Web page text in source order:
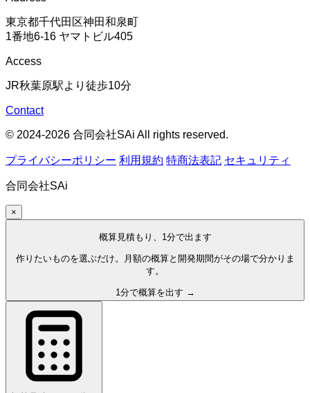
東京都千代田区神田和泉町
1番地6-16 ヤマトビル405
Access
JR秋葉原駅より徒歩10分
Contact
© 2024-2026 合同会社SAi All rights reserved.
プライバシーポリシー 利用規約 特商法表記 セキュリティ
合同会社SAi
×
概算見積もり、1分で出ます
作りたいものを選ぶだけ。月額の概算と開発期間がその場で分かりま
す。
1分で概算を出す →